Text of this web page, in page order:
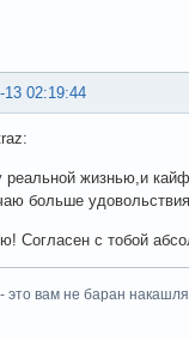
13 02:19:44
жизнью,и кайф
больше
Согласен с тобой
это вам не баран